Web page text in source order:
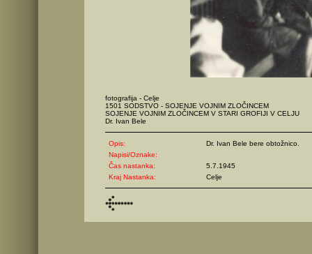
fotografija - Celje
1501 SODSTVO - SOJENJE VOJNIM ZLOČINCEM
SOJENJE VOJNIM ZLOČINCEM V STARI GROFIJI V CELJU
Dr. Ivan Bele
Opis:
Dr. Ivan Bele bere obtožnico.
Napisi/Oznake:
Čas nastanka:
5.7.1945
Kraj Nastanka:
Celje